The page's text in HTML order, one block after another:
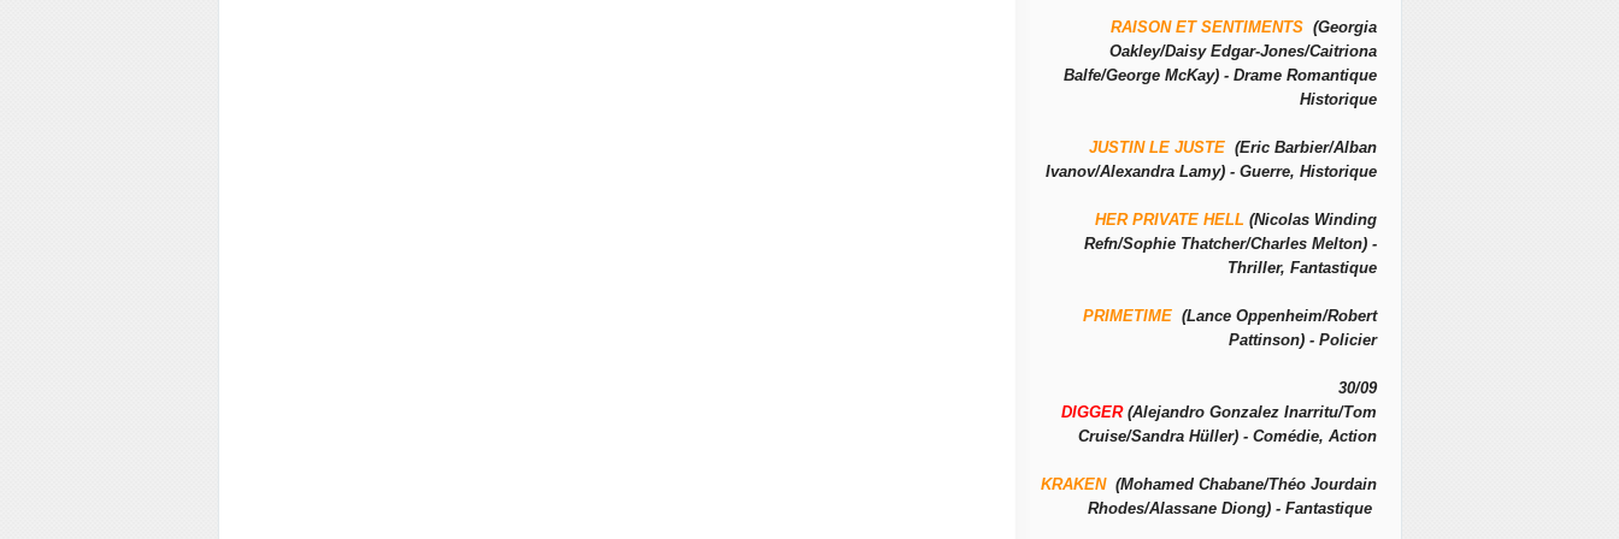
RAISON ET SENTIMENTS (Georgia
Oakley/Daisy Edgar-Jones/Caitriona
Balfe/George McKay) - Drame Romantique
Historique
JUSTIN LE JUSTE (Eric Barbier/Alban
Ivanov/Alexandra Lamy) - Guerre, Historique
HER PRIVATE HELL (Nicolas Winding
Refn/Sophie Thatcher/Charles Melton) -
Thriller, Fantastique
PRIMETIME (Lance Oppenheim/Robert
Pattinson) - Policier
30/09
DIGGER (Alejandro Gonzalez Inarritu/Tom
Cruise/Sandra Hüller) - Comédie, Action
KRAKEN(Mohamed Chabane/Théo Jourdain
Rhodes/Alassane Diong) - Fantastique